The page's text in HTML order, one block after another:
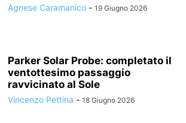
Agnese Caramanico - 19 Giugno 2026
Parker Solar Probe: completato il
ventottesimo passaggio
ravvicinato al Sole
Vincenzo Pettina - 18 Giugno 2026